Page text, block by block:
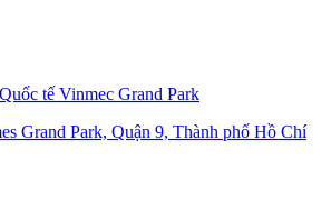
tế Vinmec Grand Park
Grand Park, Quận 9, Thành phố Hồ Chí